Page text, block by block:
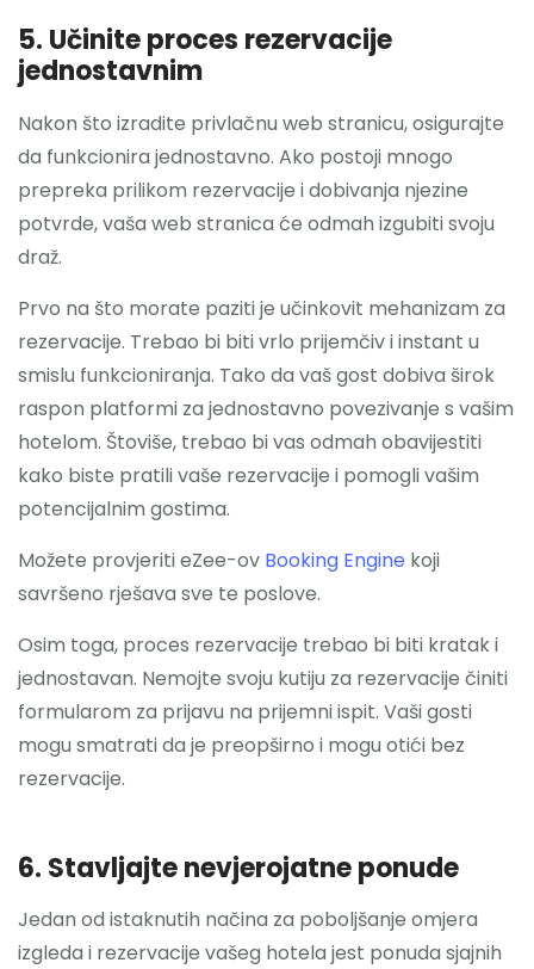
5. Učinite proces rezervacije
jednostavnim
Nakon što izradite privlačnu web stranicu, osigurajte
da funkcionira jednostavno. Ako postoji mnogo
prepreka prilikom rezervacije i dobivanja njezine
potvrde, vaša web stranica će odmah izgubiti svoju
draž.
Prvo na što morate paziti je učinkovit mehanizam za
rezervacije. Trebao bi biti vrlo prijemčiv i instant u
smislu funkcioniranja. Tako da vaš gost dobiva širok
raspon platformi za jednostavno povezivanje s vašim
hotelom. Štoviše, trebao bi vas odmah obavijestiti
kako biste pratili vaše rezervacije i pomogli vašim
potencijalnim gostima.
Možete provjeriti eZee-ov Booking Engine koji
savršeno rješava sve te poslove.
Osim toga, proces rezervacije trebao bi biti kratak i
jednostavan. Nemojte svoju kutiju za rezervacije činiti
formularom za prijavu na prijemni ispit. Vaši gosti
mogu smatrati da je preopširno i mogu otići bez
rezervacije.
6. Stavljajte nevjerojatne ponude
Jedan od istaknutih načina za poboljšanje omjera
izgleda i rezervacije vašeg hotela jest ponuda sjajnih